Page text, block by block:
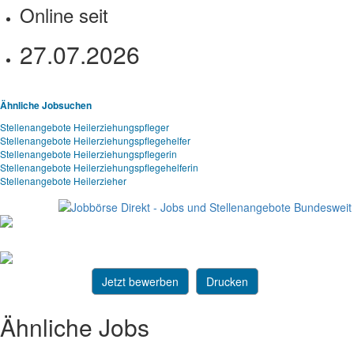
Online seit
27.07.2026
Ähnliche Jobsuchen
Stellenangebote Heilerziehungspfleger
Stellenangebote Heilerziehungspflegehelfer
Stellenangebote Heilerziehungspflegerin
Stellenangebote Heilerziehungspflegehelferin
Stellenangebote Heilerzieher
Jetzt bewerben Drucken
Ähnliche Jobs